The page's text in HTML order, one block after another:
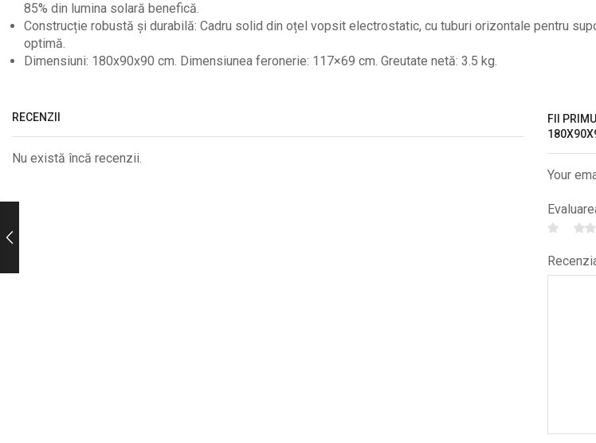
85% din lumina solară benefică.
Construcție robustă și durabilă: Cadru solid din oțel vopsit electrostatic, cu tuburi orizontale pentru
optimă.
Dimensiuni: 180x90x90 cm. Dimensiunea feronerie: 117×69 cm. Greutate netă: 3.5 kg.
RECENZII
Nu există încă recenzii.
FII
Your